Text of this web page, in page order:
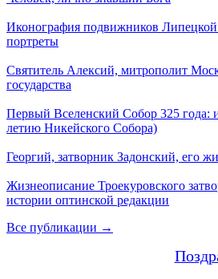
Иконография подвижников
портреты
Святитель Алексий, митрополит
государства
Первый Вселенский Собор 325 года:
летию Никейского Собора)
Георгий, затворник Задонский, его
Жизнеописание Троекуровского
истории оптинской редакции
Все публикации →